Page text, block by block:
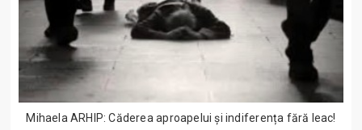
Mihaela ARHIP: Căderea aproapelui și indiferența fără leac!